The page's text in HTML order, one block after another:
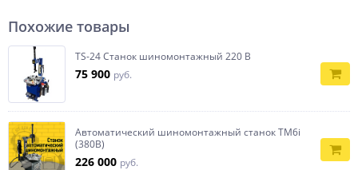
Похожие товары
TS-24 Станок шиномонтажный 220 В
75 900 руб.
Автоматический шиномонтажный станок TM6i
(380В)
226 000 руб.